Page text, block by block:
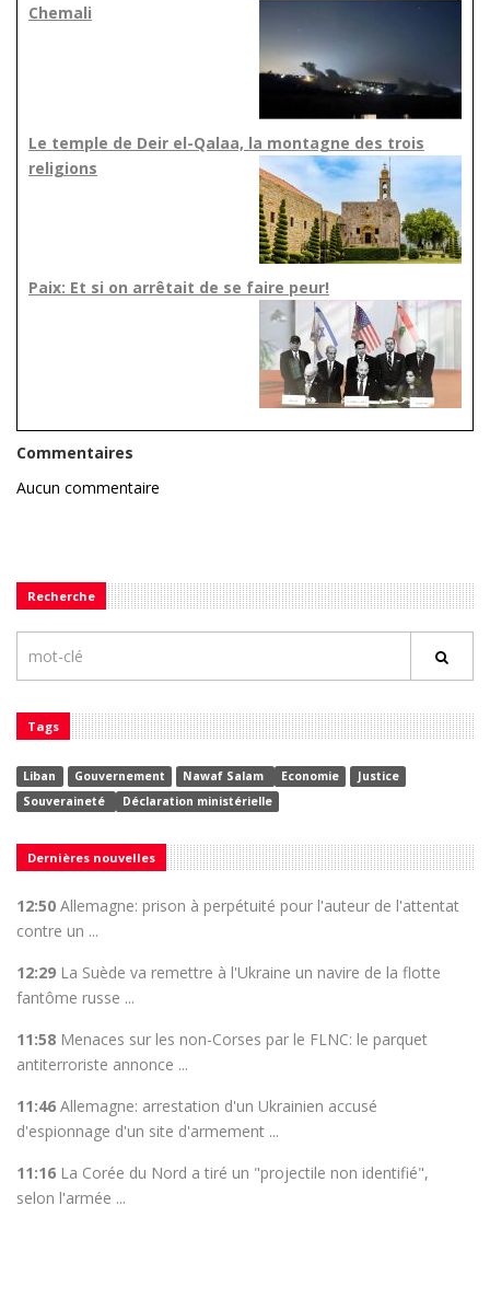
Chemali
Le temple de Deir el-Qalaa, la montagne des trois
religions
Paix: Et si on arrêtait de se faire peur!
Commentaires
Aucun commentaire
Recherche
Tags
Liban Gouvernement Nawaf Salam Economie
Justice
Souveraineté
Déclaration ministérielle
Dernières nouvelles
12:50 Allemagne: prison à perpétuité pour l'auteur de l'attentat
contre un ...
12:29 La Suède va remettre à l'Ukraine un navire de la flotte
fantôme russe ...
11:58 Menaces sur les non-Corses par le FLNC: le parquet
antiterroriste annonce ...
11:46 Allemagne: arrestation d'un Ukrainien accusé
d'espionnage d'un site d'armement ...
11:16 La Corée du Nord a tiré un "projectile non identifié",
selon l'armée ...